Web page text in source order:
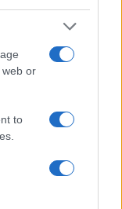
web or
to